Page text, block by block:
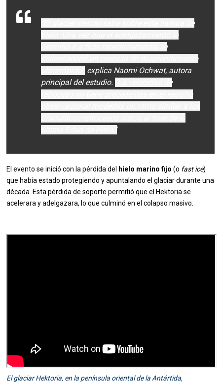
"El glaciar descansaba sobre esta llanura de
hielo. Una vez que el adelgazamiento lo
permitió ir a flote repentinamente, se
desencadenó un proceso de desprendimiento
explica Naomi Ochwat, autora
principal del estudio.
"La velocidad de
retroceso no tiene precedentes en el registro
observacional moderno, un ritmo similar a los
última Edad de Hielo."
El evento se inició con la pérdida del hielo marino fijo (o fast ice)
que había estado protegiendo y apuntalando el glaciar durante una
década. Esta pérdida de soporte permitió que el Hektoria se
acelerara y adelgazara, lo que culminó en el colapso masivo.
El glaciar Hektoria, en la península oriental de la Antártida,